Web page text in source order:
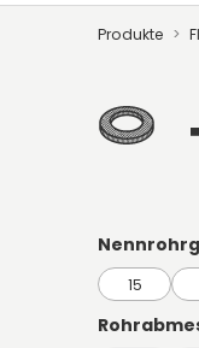
Produkte
15